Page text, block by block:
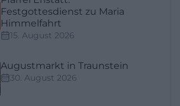
Festgottesdienst zu Maria
Himmelfahrt
15. August 2026
Augustmarkt in Traunstein
30. August 2026